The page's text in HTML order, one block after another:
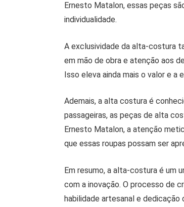
Ernesto Matalon, essas peças
individualidade.
A exclusividade da alta-costura
em mão de obra e atenção aos
Isso eleva ainda mais o valor e a
Ademais, a alta costura é
passageiras, as peças de alta
Ernesto Matalon, a atenção
que essas roupas possam ser
Em resumo, a alta-costura é um
com a inovação. O processo de
habilidade artesanal e